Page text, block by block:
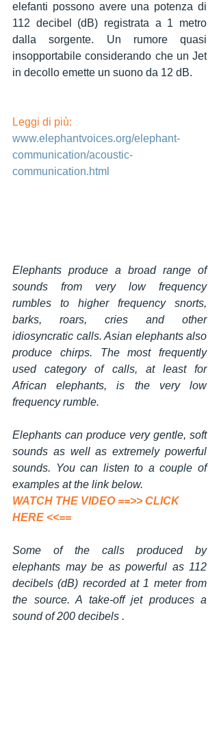
elefanti possono avere una potenza di
112 decibel (dB) registrata a 1 metro
dalla sorgente. Un rumore quasi
insopportabile considerando che un Jet
in decollo emette un suono da 12 dB.
Leggi di più:
www.elephantvoices.org/elephant-
communication/acoustic-
communication.html
Elephants produce a broad range of
sounds from very low frequency
rumbles to higher frequency snorts,
barks, roars, cries and other
idiosyncratic calls. Asian elephants also
produce chirps. The most frequently
used category of calls, at least for
African elephants, is the very low
frequency rumble.
Elephants can produce very gentle, soft
sounds as well as extremely powerful
sounds. You can listen to a couple of
examples at the link below.
WATCH THE VIDEO ==>> CLICK
HERE <<==
Some of the calls produced by
elephants may be as powerful as 112
decibels (dB) recorded at 1 meter from
the source. A take-off jet produces a
sound of 200 decibels .